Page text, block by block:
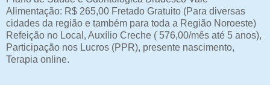
Alimentação: R$ 265,00 Fretado Gratuito (Para diversas
cidades da região e também para toda a Região Noroeste)
Refeição no Local, Auxílio Creche ( 576,00/mês até 5 anos),
Participação nos Lucros (PPR), presente nascimento,
Terapia online.